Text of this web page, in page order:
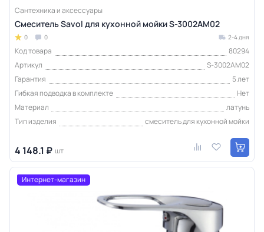
Сантехника и аксессуары
Смеситель Savol для кухонной мойки S-3002AM02
0 0 2-4 дня
Код товара
80294
Артикул
S-3002AM02
Гарантия
5 лет
Гибкая подводка в комплекте
Нет
Материал
латунь
Тип изделия
смеситель для кухонной мойки
4 148.1 ₽ шт
Интернет-магазин